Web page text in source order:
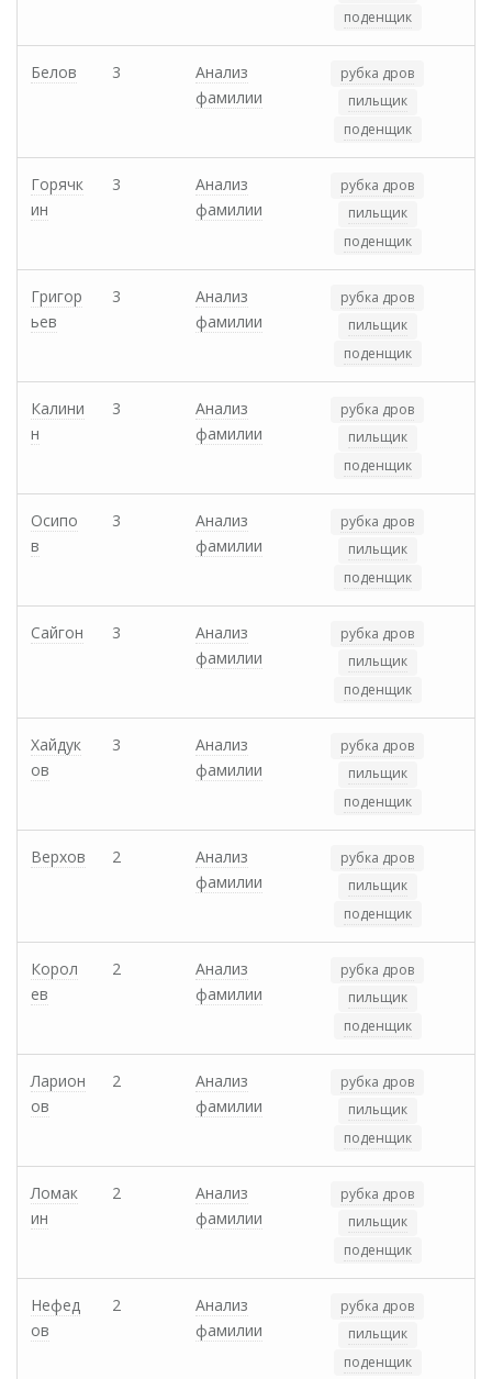
поденщик
Белов 3
Анализ
фамилии
рубка дров
пильщик
поденщик
Горячк
ин
3
Анализ
фамилии
рубка дров
пильщик
поденщик
Григор
ьев
3
Анализ
фамилии
рубка дров
пильщик
поденщик
Калини
н
3
Анализ
фамилии
рубка дров
пильщик
поденщик
Осипо
в
3
Анализ
фамилии
рубка дров
пильщик
поденщик
Сайгон 3
Анализ
фамилии
рубка дров
пильщик
поденщик
Хайдук
ов
3
Анализ
фамилии
рубка дров
пильщик
поденщик
Верхов 2
Анализ
фамилии
рубка дров
пильщик
поденщик
Корол
ев
2
Анализ
фамилии
рубка дров
пильщик
поденщик
Ларион
ов
2
Анализ
фамилии
рубка дров
пильщик
поденщик
Ломак
ин
2
Анализ
фамилии
рубка дров
пильщик
поденщик
Нефед
ов
2
Анализ
фамилии
рубка дров
пильщик
поденщик